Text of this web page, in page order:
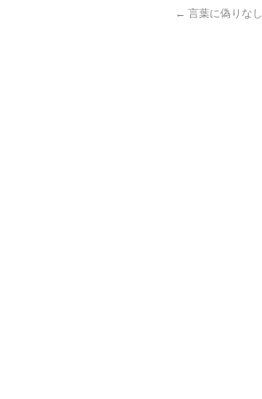
← 言葉に偽りなし